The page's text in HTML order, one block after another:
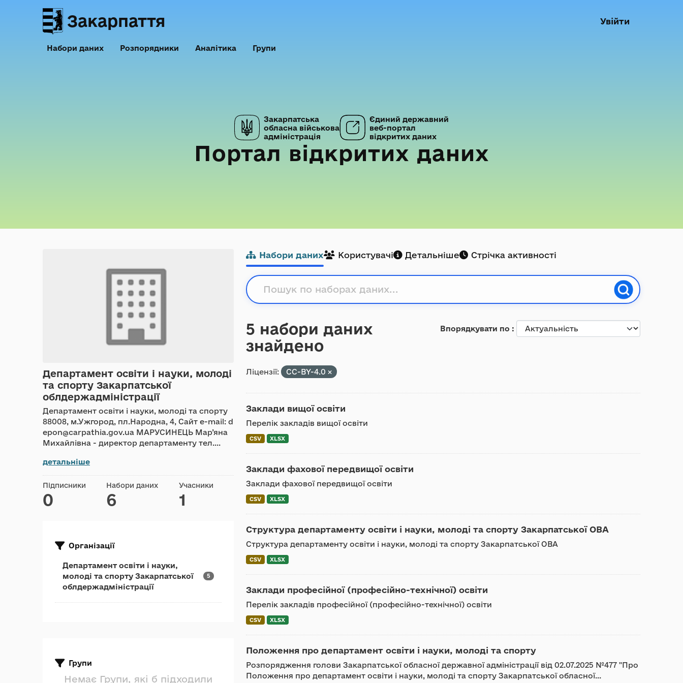
Закарпаття Увійти
Набори даних Розпорядники Аналітика Групи
Закарпатська
обласна військова
адміністрація
Єдиний державний
веб-портал
відкритих даних
Портал відкритих даних
Департамент освіти і науки, молоді
та спорту Закарпатської
облдержадміністрації
Департамент освіти і науки, молоді та спорту
88008, м.Ужгород, пл.Народна, 4, Сайт e-mail: d
epon@carpathia.gov.ua МАРУСИНЕЦЬ Мар’яна
Михайлівна - директор департаменту тел....
детальніше
Підписники
0
Набори даних
6
Учасники
1
Організації
Департамент освіти і науки,
молоді та спорту Закарпатської
облдержадміністрації
5
Групи
Немає Групи, які б підходили
Набори даних Користувачі Детальніше Стрічка активності
Впорядкувати по
5 набори даних
знайдено
Ліцензії: CC-BY-4.0
Заклади вищої освіти
Перелік закладів вищої освіти
CSV XLSX
Заклади фахової передвищої освіти
Заклади фахової передвищої освіти
CSV XLSX
Структура департаменту освіти і науки, молоді та спорту Закарпатської ОВА
Структура департаменту освіти і науки, молоді та спорту Закарпатської ОВА
CSV XLSX
Заклади професійної (професійно-технічної) освіти
Перелік закладів професійної (професійно-технічної) освіти
CSV XLSX
Положення про департамент освіти і науки, молоді та спорту
Розпорядження голови Закарпатської обласної державної адміністрації від 02.07.2025 №477 "Про
Положення про департамент освіти і науки, молоді та спорту Закарпатської обласної...